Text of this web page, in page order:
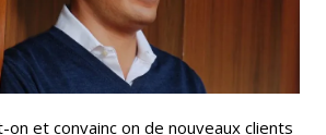
et convainc on de nouveaux clients